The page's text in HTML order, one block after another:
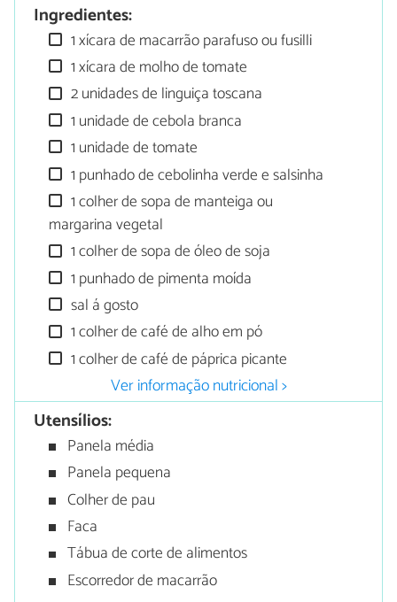
Ingredientes:
1 xícara de macarrão parafuso ou fusilli
1 xícara de molho de tomate
2 unidades de linguiça toscana
1 unidade de cebola branca
1 unidade de tomate
1 punhado de cebolinha verde e salsinha
1 colher de sopa de manteiga ou
margarina vegetal
1 colher de sopa de óleo de soja
1 punhado de pimenta moída
sal á gosto
1 colher de café de alho em pó
1 colher de café de páprica picante
Ver informação nutricional >
Utensílios:
Panela média
Panela pequena
Colher de pau
Faca
Tábua de corte de alimentos
Escorredor de macarrão